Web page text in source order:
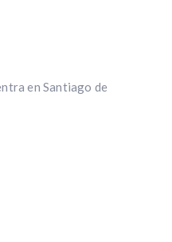
en Santiago de